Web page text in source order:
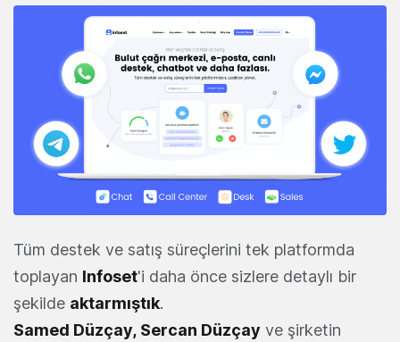
Tüm destek ve satış süreçlerini tek platformda
toplayan Infoset'i daha önce sizlere detaylı bir
şekilde aktarmıştık.
Samed Düzçay, Sercan Düzçay ve şirketin